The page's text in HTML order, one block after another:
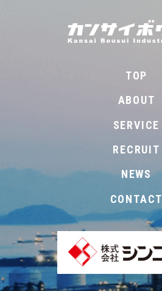
TOP
ABOUT
SERVICE
RECRUIT
NEWS
CONTACT